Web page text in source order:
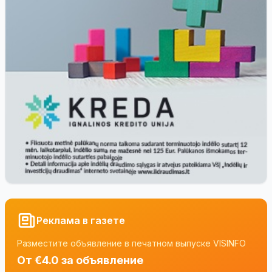
Реклама в газете
Разместите объявление в печатном выпуске VISINFO
От €4.0 за объявление